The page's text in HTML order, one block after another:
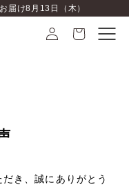
届け8月13日（木）
き、誠にありがとう